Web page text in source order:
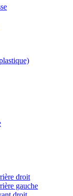
droit
gauche